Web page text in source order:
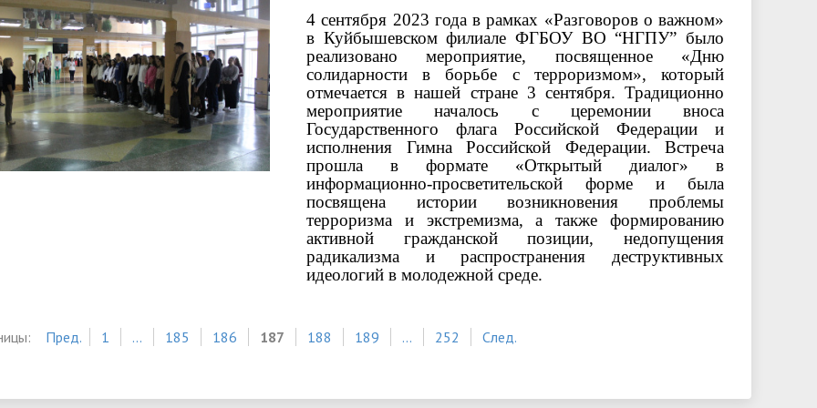
4 сентября 2023 года в рамках «Разговоров о важном»
в Куйбышевском филиале ФГБОУ ВО “НГПУ” было
реализовано мероприятие, посвященное «Дню
солидарности в борьбе с терроризмом», который
отмечается в нашей стране 3 сентября. Традиционно
мероприятие началось с церемонии вноса
Государственного флага Российской Федерации и
исполнения Гимна Российской Федерации. Встреча
прошла в формате «Открытый диалог» в
информационно-просветительской форме и была
посвящена истории возникновения проблемы
терроризма и экстремизма, а также формированию
активной гражданской позиции, недопущения
радикализма и распространения деструктивных
идеологий в молодежной среде.
Пред. 1 ... 185 186 187 188 189 ... 252 След.